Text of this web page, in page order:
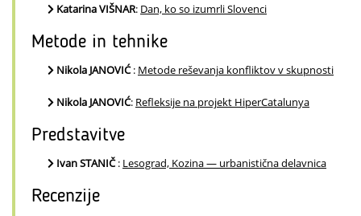
Katarina VIŠNAR: Dan, ko so izumrli Slovenci
Metode in tehnike
Nikola JANOVIĆ: Metode reševanja konfliktov v skupnosti
Nikola JANOVIĆ: Refleksije na projekt HiperCatalunya
Predstavitve
Ivan STANIČ: Lesograd, Kozina — urbanistična delavnica
Recenzije